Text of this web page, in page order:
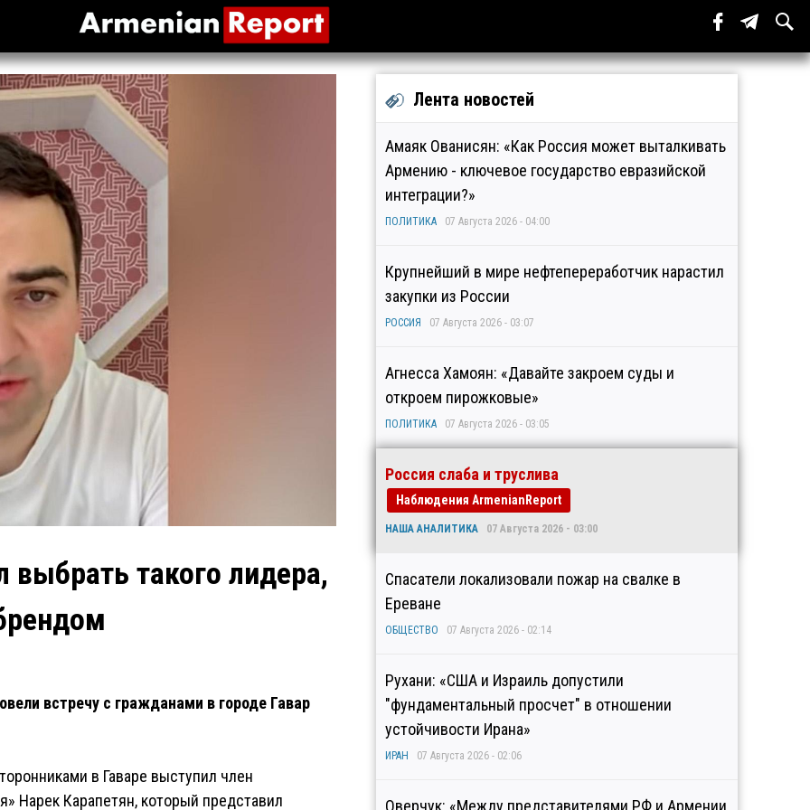
выбрать такого лидера,
встречу с гражданами в городе Гавар
в Гаваре выступил член
Нарек Карапетян, который представил
Лента новостей
Амаяк Ованисян: «Как Россия может выталкивать
Армению - ключевое государство евразийской
интеграции?»
ПОЛИТИКА 07 Августа 2026 - 04:00
Крупнейший в мире нефтепереработчик нарастил
закупки из России
РОССИЯ 07 Августа 2026 - 03:07
Агнесса Хамоян: «Давайте закроем суды и
откроем пирожковые»
ПОЛИТИКА 07 Августа 2026 - 03:05
Россия слаба и труслива
Наблюдения ArmenianReport
НАША АНАЛИТИКА 07 Августа 2026 - 03:00
Спасатели локализовали пожар на свалке в
Ереване
ОБЩЕСТВО 07 Августа 2026 - 02:14
Рухани: «США и Израиль допустили
"фундаментальный просчет" в отношении
устойчивости Ирана»
ИРАН 07 Августа 2026 - 02:06
Оверчук: «Между представителями РФ и Армении